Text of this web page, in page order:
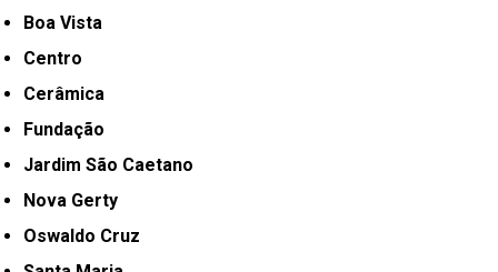
Boa Vista
Centro
Cerâmica
Fundação
Jardim São Caetano
Nova Gerty
Oswaldo Cruz